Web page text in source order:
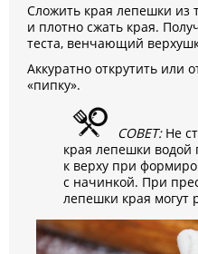
Сложить края лепешки из
и плотно сжать края.
теста, венчающий
Аккуратно открутить или
«пипку».
СОВЕТ: Не
края лепешки водой
к верху при
с начинкой. При
лепешки края могут